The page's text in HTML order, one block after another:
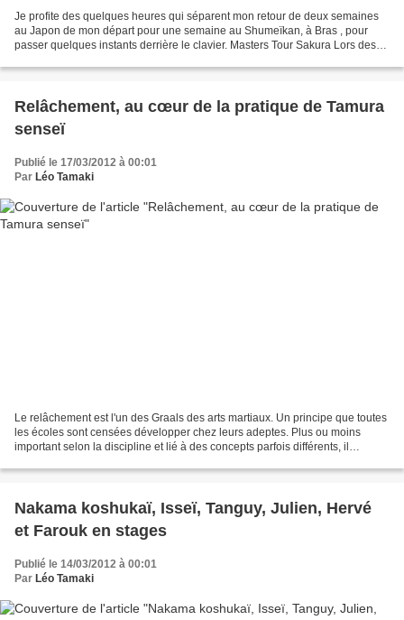
Je profite des quelques heures qui séparent mon retour de deux semaines
au Japon de mon départ pour une semaine au Shumeïkan, à Bras , pour
passer quelques instants derrière le clavier. Masters Tour Sakura Lors des
Relâchement, au cœur de la pratique de Tamura
senseï
Publié le 17/03/2012 à 00:01
Par Léo Tamaki
Le relâchement est l'un des Graals des arts martiaux. Un principe que toutes
les écoles sont censées développer chez leurs adeptes. Plus ou moins
important selon la discipline et lié à des concepts parfois différents, il
Nakama koshukaï, Isseï, Tanguy, Julien, Hervé
et Farouk en stages
Publié le 14/03/2012 à 00:01
Par Léo Tamaki